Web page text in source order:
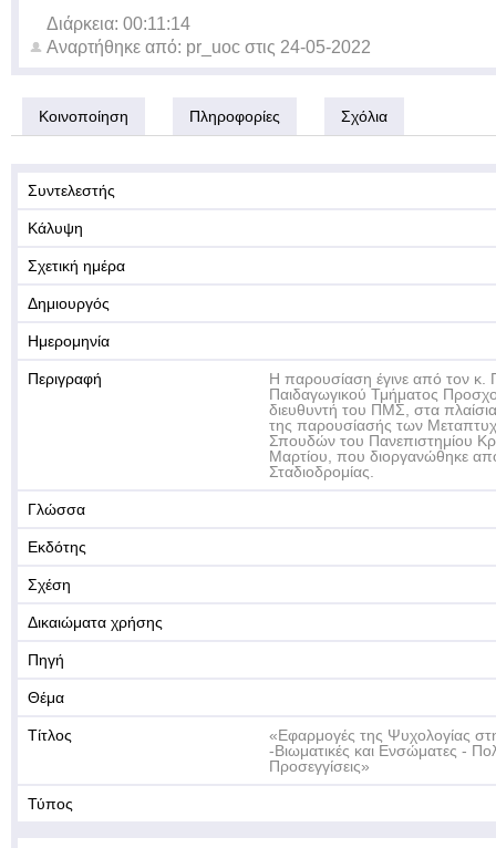
Διάρκεια: 00:11:14
Αναρτήθηκε από: pr_uoc στις 24-05-2022
Κοινοποίηση Πληροφορίες Σχόλια
Συντελεστής
Κάλυψη
Σχετική ημέρα
Δημιουργός
Ημερομηνία
Περιγραφή
Η παρουσίαση έγινε από τον
Παιδαγωγικού Τμήματος
διευθυντή του ΠΜΣ, στα
της παρουσίασής των
Σπουδών του Πανεπιστημίου
Μαρτίου, που διοργανώθηκε
Σταδιοδρομίας.
Γλώσσα
Εκδότης
Σχέση
Δικαιώματα χρήσης
Πηγή
Θέμα
Τίτλος
«Εφαρμογές της Ψυχολογίας
-Βιωματικές και Ενσώματες -
Προσεγγίσεις»
Τύπος